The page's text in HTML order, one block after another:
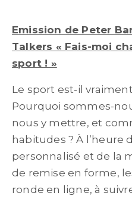
Emission de Peter
Talkers « Fais-moi
sport ! »
Le sport est-il
Pourquoi sommes-
nous y mettre, et
habitudes ? À l’heure
personnalisé et de la
de remise en forme,
ronde en ligne, à